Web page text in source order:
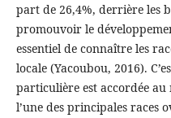
part de 26,4%, derrière les
promouvoir le
essentiel de connaître les
locale (Yacoubou, 2016).
particulière est accordée
l’une des principales races